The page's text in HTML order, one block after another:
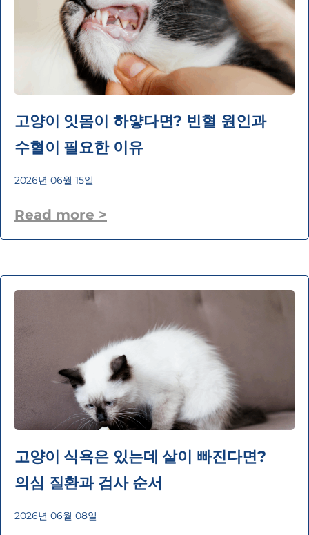
고양이 잇몸이 하얗다면? 빈혈 원인과
수혈이 필요한 이유
2026년 06월 15일
Read more >
고양이 식욕은 있는데 살이 빠진다면?
의심 질환과 검사 순서
2026년 06월 08일